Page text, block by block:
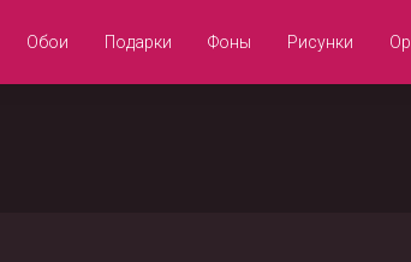
Обои Подарки Фоны Рисунки